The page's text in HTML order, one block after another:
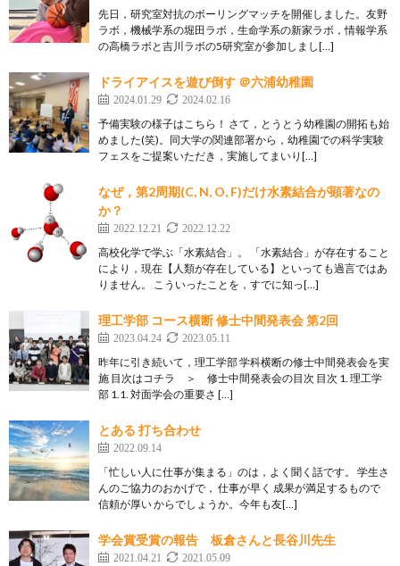
先日，研究室対抗のボーリングマッチを開催しました。友野
ラボ，機械学系の堀田ラボ，生命学系の新家ラボ，情報学系
の高橋ラボと吉川ラボの5研究室が参加しまし[…]
ドライアイスを遊び倒す ＠六浦幼稚園
2024.01.29 2024.02.16
予備実験の様子はこちら！ さて，とうとう幼稚園の開拓も始
めました(笑)。同大学の関連部署から，幼稚園での科学実験
フェスをご提案いただき，実施してまいり[…]
なぜ，第2周期(C, N, O, F)だけ水素結合が顕著なの
か？
2022.12.21 2022.12.22
高校化学で学ぶ「水素結合」。 「水素結合」が存在すること
により，現在【人類が存在している】といっても過言ではあ
りません。 こういったことを，すでに知っ[…]
理工学部 コース横断 修士中間発表会 第2回
2023.04.24 2023.05.11
昨年に引き続いて，理工学部 学科横断の修士中間発表会を実
施 目次はコチラ ＞ 修士中間発表会の目次 目次 1. 理工学
部 1.1. 対面学会の重要さ […]
とある 打ち合わせ
2022.09.14
「忙しい人に仕事が集まる」のは，よく聞く話です。 学生さ
んのご協力のおかげで， 仕事が早く 成果が満足するもので
信頼が厚い からでしょうか。今年も友[…]
学会賞受賞の報告 板倉さんと長谷川先生
2021.04.21 2021.05.09